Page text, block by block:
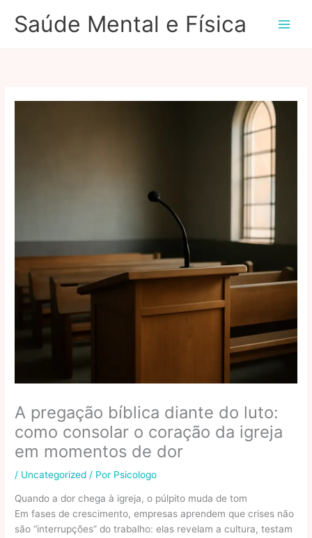
paraSaúde Mental e Física
A pregação bíblica diante do luto:
como consolar o coração da igreja
em momentos de dor
/ Uncategorized / Por Psicologo
Quando a dor chega à igreja, o púlpito muda de tom
Em fases de crescimento, empresas aprendem que crises não
são “interrupções” do trabalho: elas revelam a cultura, testam